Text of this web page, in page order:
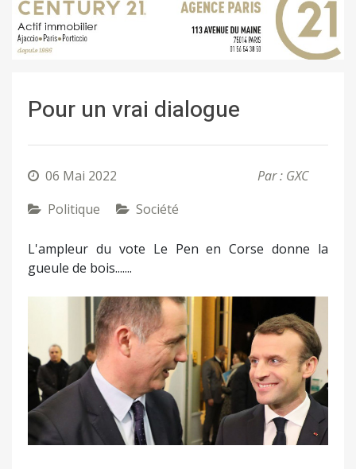
Pour un vrai dialogue
06 Mai 2022
Par : GXC
Politique
Société
L'ampleur du vote Le Pen en Corse donne la
gueule de bois.......